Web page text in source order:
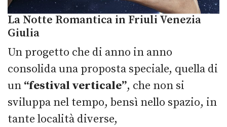
La Notte Romantica in Friuli Venezia
Giulia
Un progetto che di anno in anno
consolida una proposta speciale, quella di
un “festival verticale”, che non si
sviluppa nel tempo, bensì nello spazio, in
tante località diverse,